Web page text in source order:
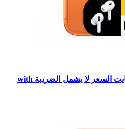
موبايل آيفون 17 برو 256 جيجابايت السعر لا يشمل الضريبة with